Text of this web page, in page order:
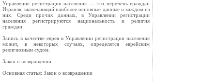
Управление регистрации населения — это перечень граждан
Израиля, включающий наиболее основные данные о каждом из
них. Среди прочих данных, в Управлении регистрации
населения регистрируются национальность и религия
граждан.
Запись в качестве еврея в Управлении регистрации населения
может, в некоторых случаях, определятся еврейским
религиозным судом.
Закон о возвращении
Основная статья: Закон о возвращении